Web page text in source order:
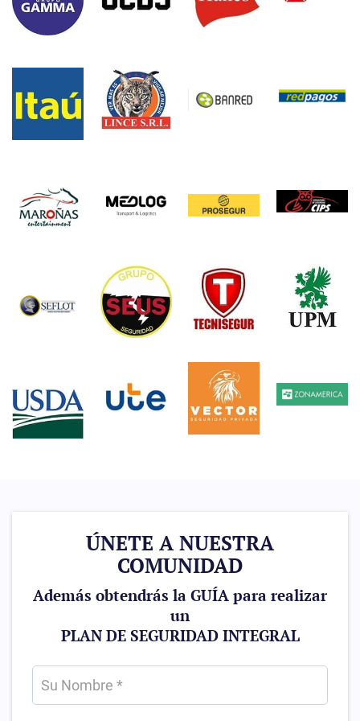
ÚNETE A NUESTRA
COMUNIDAD
Además obtendrás la GUÍA para realizar
un
PLAN DE SEGURIDAD INTEGRAL